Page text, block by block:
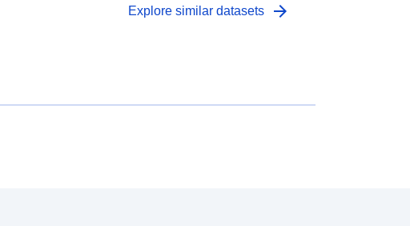
Explore similar datasets arrow_forward